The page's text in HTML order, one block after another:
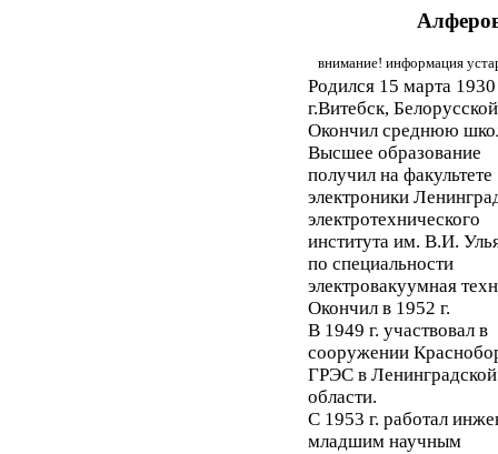
внимание! информация
Родился 15 марта 1930
г.Витебск,
Окончил среднюю
Высшее образование
получил на факультете
электроники
электротехнического
института им. В.И.
по специальности
электровакуумная
Окончил в 1952 г.
В 1949 г. участвовал в
сооружении
ГРЭС в Ленинградской
области.
С 1953 г. работал
младшим научным